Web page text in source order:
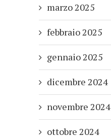
marzo 2025
febbraio 2025
gennaio 2025
dicembre 2024
novembre 2024
ottobre 2024